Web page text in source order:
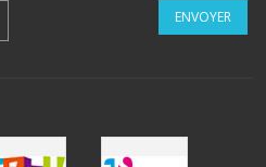
ENVOYER